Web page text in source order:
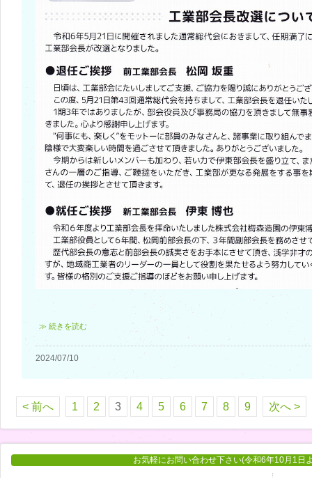
≫ 続きを読む
2024/07/10
< 前へ 1 2 3 4 5 6 7 8 9 次へ >
お気軽にお問い合わせ下さい(令和6年10月1日